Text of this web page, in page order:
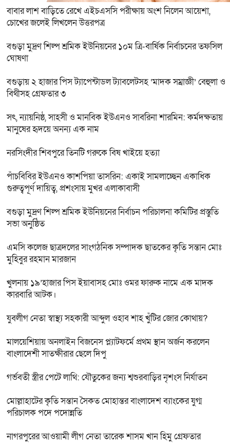
বাবার লাশ বাড়িতে রেখে এইচএসসি পরীক্ষায় অংশ নিলেন আয়েশা,
চোখের জলেই লিখলেন উত্তরপত্র
বগুড়া মুদ্রণ শিল্প শ্রমিক ইউনিয়নের ১০ম ত্রি-বার্ষিক নির্বাচনের তফসিল
ঘোষণা
বগুড়ায় ২ হাজার পিস ট্যাপেন্টাডল ট্যাবলেটসহ ‘মাদক সম্রাজ্ঞী’ বেহুলা ও
বিথীসহ গ্রেফতার ৩
সৎ, ন্যায়নিষ্ঠ, সাহসী ও মানবিক ইউএনও সাবরিনা শারমিন: কর্মদক্ষতায়
মানুষের হৃদয়ে অনন্য এক নাম
নরসিংদীর শিবপুরে তিনটি গরুকে বিষ খাইয়ে হত্যা
পাঁচবিবির ইউএনও কাশপিয়া তাসরিন: একাই সামলাচ্ছেন একাধিক
গুরুত্বপূর্ণ দায়িত্ব, প্রশংসায় মুখর এলাকাবাসী
বগুড়া মুদ্রণ শিল্প শ্রমিক ইউনিয়নের নির্বাচন পরিচালনা কমিটির প্রস্তুতি
সভা অনুষ্ঠিত
এমসি কলেজ ছাত্রদলের সাংগঠনিক সম্পাদক ছাতকের কৃতি সন্তান মোঃ
মুহিবুর রহমান মারজান
খুলনায় ১৯’হাজার পিস ইয়াবাসহ মোঃ ওমর ফারুক নামে এক মাদক
কারবারি আটক।
যুবলীগ নেতা স্বাস্থ্য সহকারী আব্দুল ওহাব শাহ খুঁটির জোর কোথায়?
মালয়েশিয়ায় অনলাইন বিজনেস প্ল্যাটফর্মে প্রথম স্থান অর্জন করলেন
বাংলাদেশী সাতক্ষীরার ছেলে দিপু
গর্ভবতী স্ত্রীর পেটে লাথি: যৌতুকের জন্য শ্বশুরবাড়ির নৃশংস নির্যাতন
মোল্লাহাটের কৃতি সন্তান সৈকত মোহান্তর বাংলাদেশ ব্যাংকের যুগ্ম
পরিচালক পদে পদোন্নতি
নাগরপুরের আওয়ামী লীগ নেতা তারেক শাসম খান হিমু গ্রেফতার